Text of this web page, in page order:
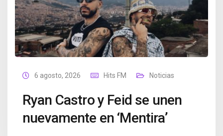
6 agosto, 2026 Hits FM Noticias
Ryan Castro y Feid se unen
nuevamente en ‘Mentira’